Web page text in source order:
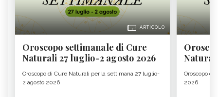
ARTICOLO
Oroscopo settimanale di Cure
Naturali 27 luglio-2 agosto 2026
Oroscopo di Cure Naturali per la settimana 27 luglio-
2 agosto 2026
Oroscopo di
2026